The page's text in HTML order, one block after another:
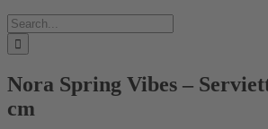
Suche
nach:
Nora Spring Vibes –
cm